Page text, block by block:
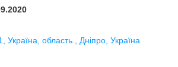
Україна, область., Дніпро, Україна